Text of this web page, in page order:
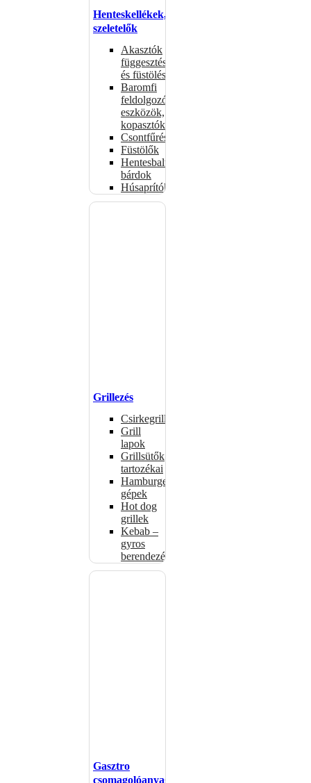
Henteskellékek,
szeletelők
Akasztók
függesztéshez
és füstöléshez
Baromfi
feldolgozó
eszközök,
kopasztók
Csontfűrészek
Füstölők
Hentesbalták,
bárdok
Húsaprítók
Grillezés
Csirkegrillek
Grill
lapok
Grillsütők
tartozékai
Hamburgerformázó
gépek
Hot dog
grillek
Kebab –
gyros
berendezés
Gasztro
csomagolóanyagok